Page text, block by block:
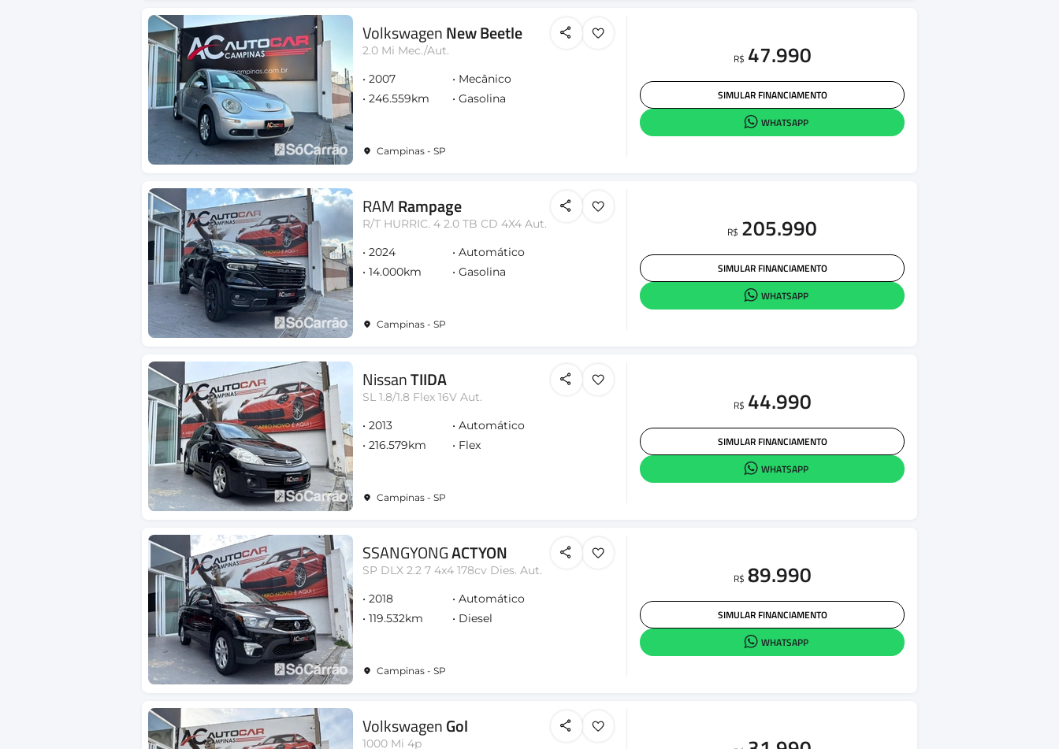
VolkswagenNew Beetle
2.0 Mi Mec./Aut.
2007
Mecânico
246.559km
Gasolina
Campinas - SP
R$ 47.990
SIMULAR FINANCIAMENTO
WHATSAPP
RAM Rampage
R/T HURRIC. 4 2.0 TB CD 4X4 Aut.
2024
Automático
14.000km
Gasolina
Campinas - SP
R$ 205.990
SIMULAR FINANCIAMENTO
WHATSAPP
NissanTIIDA
SL 1.8/1.8 Flex 16V Aut.
2013
Automático
216.579km
Flex
Campinas - SP
R$ 44.990
SIMULAR FINANCIAMENTO
WHATSAPP
SSANGYONGACTYON
SP DLX 2.2 7 4x4 178cv Dies. Aut.
2018
Automático
119.532km
Diesel
Campinas - SP
R$ 89.990
SIMULAR FINANCIAMENTO
WHATSAPP
VolkswagenGol
1000 Mi 4p